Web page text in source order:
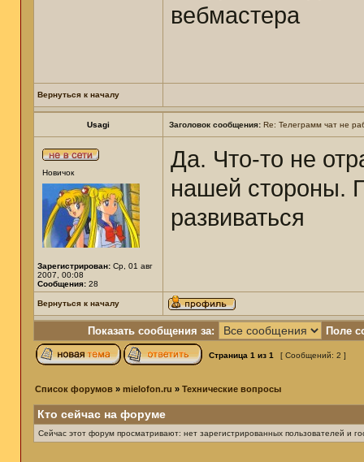
вебмастера
Вернуться к началу
Usagi Заголовок сообщения: Re: Телеграмм чат не
Новичок
Зарегистрирован: Ср, 01 авг
2007, 00:08
Сообщения: 28
Да. Что-то не
нашей стороны.
развиваться
Вернуться к началу
Показать сообщения за: Поле
Страница 1 из 1 [ Сообщений: 2 ]
Список форумов » mielofon.ru » Технические вопросы
Кто сейчас на форуме
Сейчас этот форум просматривают: нет зарегистрированных пользователей и